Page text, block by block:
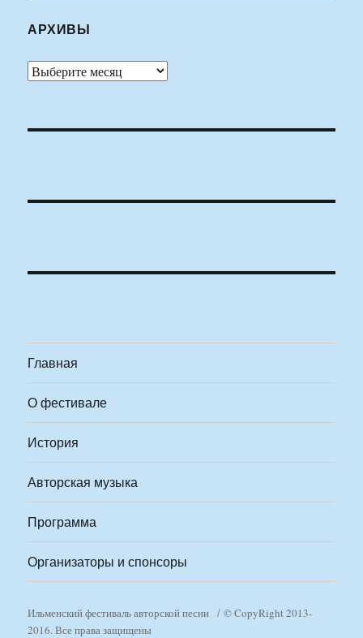
АРХИВЫ
Архивы
Главная
О фестивале
История
Авторская музыка
Программа
Организаторы и спонсоры
Ильменский фестиваль авторской песни
© CopyRight 2013-
2016. Все права защищены